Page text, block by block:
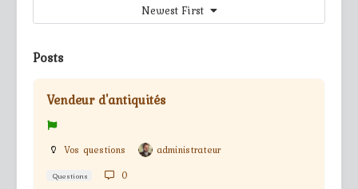
Newest First
Posts
Vendeur d'antiquités
Vos questions administrateur
Questions 0